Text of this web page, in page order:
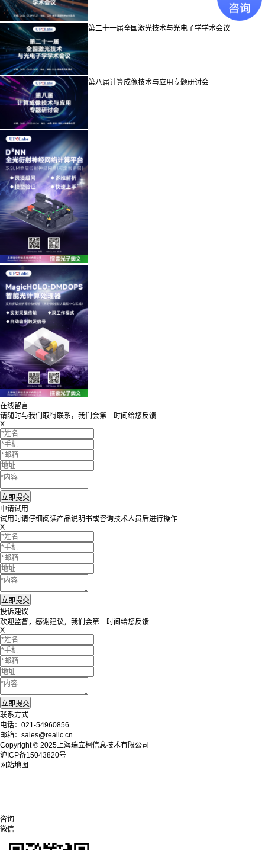
第二十一届全国激光技术与光电子学学术会议
第八届计算成像技术与应用专题研讨会
在线留言
请随时与我们取得联系，我们会第一时间给您反馈
X
申请试用
试用时请仔细阅读产品说明书或咨询技术人员后进行操作
X
投诉建议
欢迎监督，感谢建议，我们会第一时间给您反馈
X
联系方式
电话：021-54960856
邮箱：sales@realic.cn
Copyright © 2025上海瑞立柯信息技术有限公司
沪ICP备15043820号
网站地图
咨询
微信